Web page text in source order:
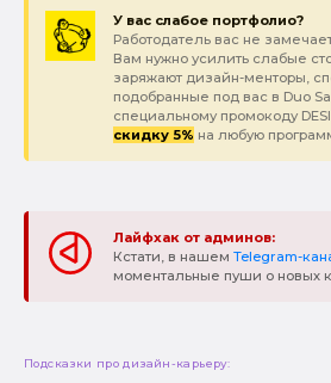
У вас слабое портфолио?
Работодатель вас не
Вам нужно усилить слабые
заряжают дизайн-менторы,
подобранные под вас в Duo
специальному промокоду
скидку 5% на любую
Лайфхак от админов:
Кстати, в нашем Telegram-
моментальные пуши о новых
Подсказки про дизайн-карьеру: